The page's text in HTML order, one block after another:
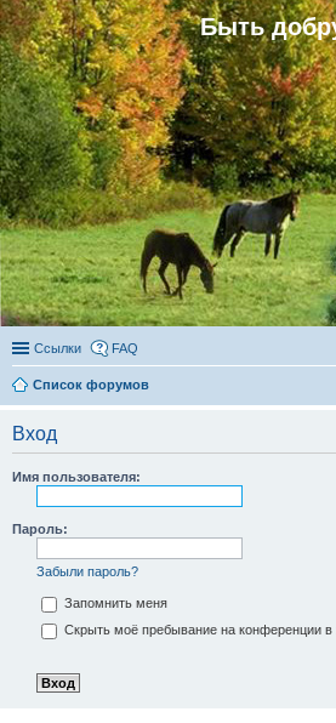
Быть
Ссылки FAQ
Список форумов
Вход
Имя пользователя:
Пароль:
Забыли пароль?
Запомнить меня
Скрыть моё пребывание на конференции в